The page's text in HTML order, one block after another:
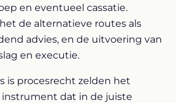
en eventueel cassatie.
de alternatieve routes als
advies, en de uitvoering van
en executie.
is procesrecht zelden het
instrument dat in de juiste